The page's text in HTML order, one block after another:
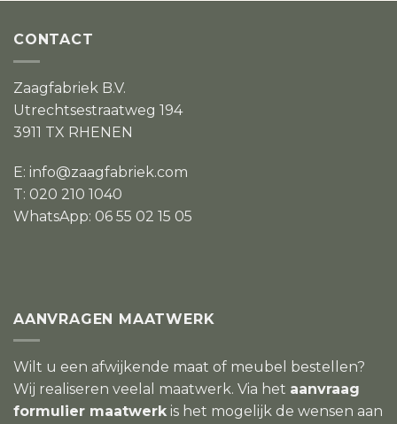
CONTACT
Zaagfabriek B.V.
Utrechtsestraatweg 194
3911 TX RHENEN
E: info@zaagfabriek.com
T: 020 210 1040
WhatsApp: 06 55 02 15 05
AANVRAGEN MAATWERK
Wilt u een afwijkende maat of meubel bestellen?
Wij realiseren veelal maatwerk. Via het aanvraag
formulier maatwerk is het mogelijk de wensen aan